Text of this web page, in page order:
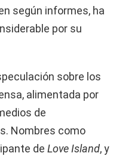
según informes, ha
por su
sobre los
alimentada por
de
Nombres como
de Love Island, y